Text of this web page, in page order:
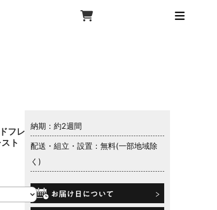
フレー
ト
納期：約2週間
配送・組立・設置：無料(一部地域除
く)